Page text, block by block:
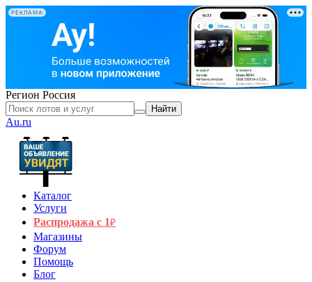
РЕКЛАМА
Регион Россия
Найти
Au.ru
Каталог
Услуги
Распродажа с 1₽
Магазины
Форум
Помощь
Блог